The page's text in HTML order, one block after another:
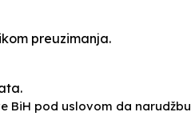
preuzimanja.
BiH pod uslovom da narudžbu